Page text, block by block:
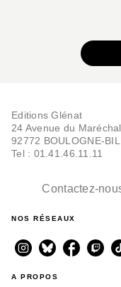
Editions Glénat
24 Avenue du
92772 BOULOGNE-
Tel : 01.41.46.11.11
Contactez-
NOS RÉSEAUX
A PROPOS